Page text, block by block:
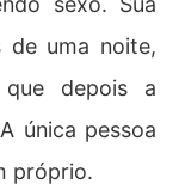
dois.
de uma noite,
depois a
única pessoa
próprio.